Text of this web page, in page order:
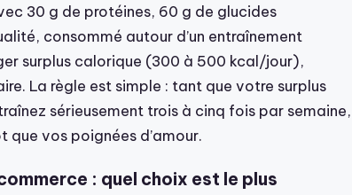
30 g de protéines, 60 g de glucides
consommé autour d’un entraînement
surplus calorique (300 à 500 kcal/jour),
La règle est simple : tant que votre surplus
sérieusement trois à cinq fois par semaine,
que vos poignées d’amour.
: quel choix est le plus